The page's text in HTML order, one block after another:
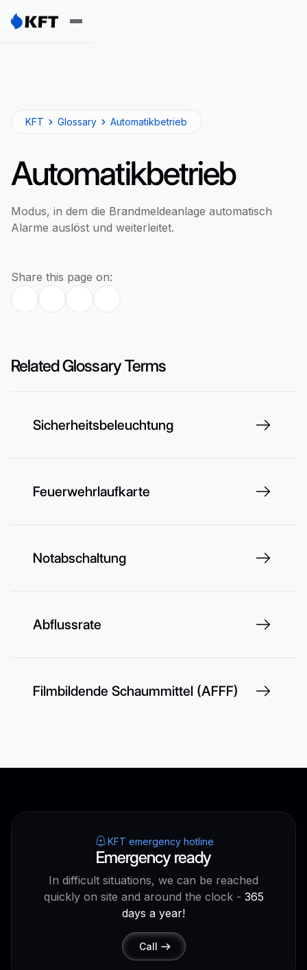
KFT Glossary Automatikbetrieb
Automatikbetrieb
Modus, in dem die Brandmeldeanlage automatisch
Alarme auslöst und weiterleitet.
Share this page on:
Related Glossary Terms
Sicherheitsbeleuchtung
Feuerwehrlaufkarte
Notabschaltung
Abflussrate
Filmbildende Schaummittel (AFFF)
KFT emergency hotline
Emergency ready
In difficult situations, we can be reached
quickly on site and around the clock - 365
days a year!
Call